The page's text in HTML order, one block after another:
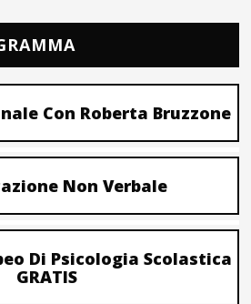
Con Roberta Bruzzone
Non Verbale
Di Psicologia Scolastica
GRATIS